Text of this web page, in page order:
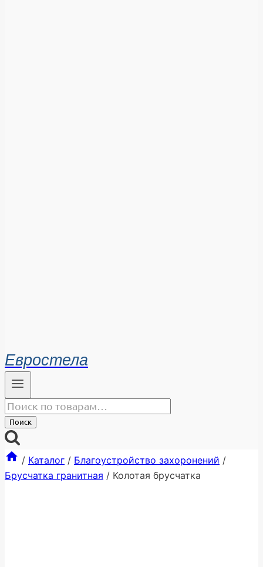
Евростела
Искать:
Поиск
/ Каталог / Благоустройство захоронений /
Брусчатка гранитная / Колотая брусчатка